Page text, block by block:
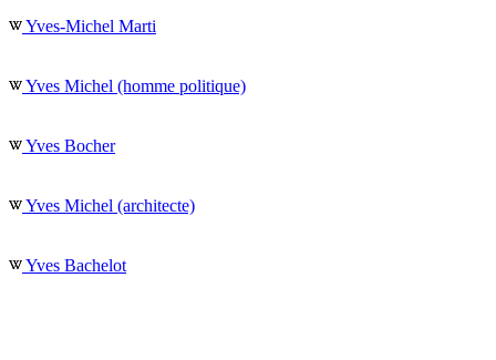
Yves-Michel Marti
Yves Michel (homme politique)
Yves Bocher
Yves Michel (architecte)
Yves Bachelot